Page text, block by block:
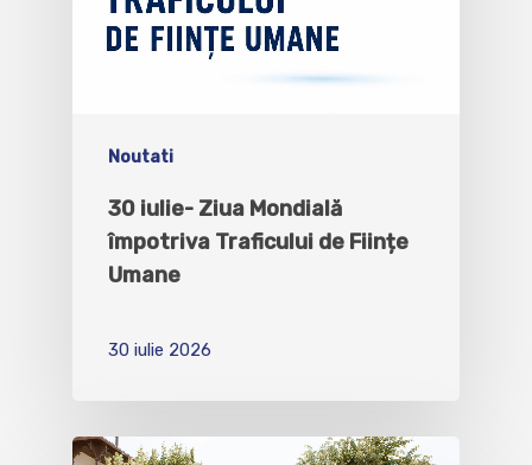
Noutati
30 iulie- Ziua Mondială
împotriva Traficului de Ființe
Umane
30 iulie 2026